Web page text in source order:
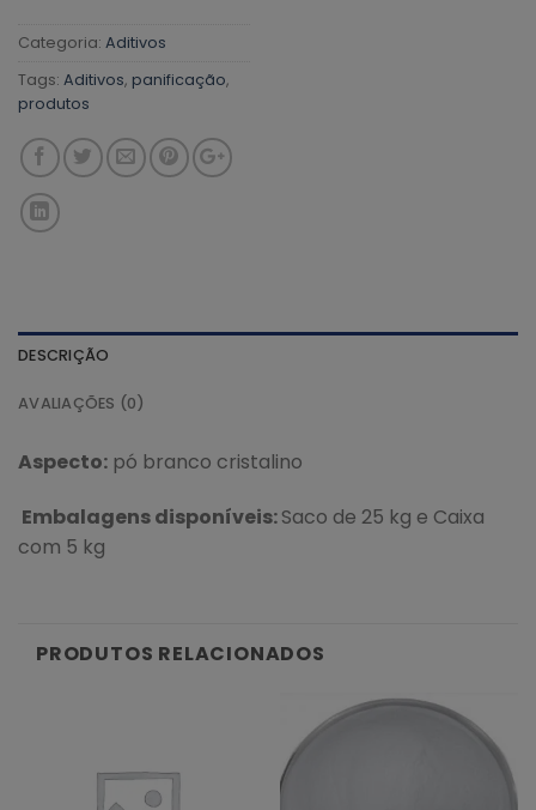
Categoria: Aditivos
Tags: Aditivos, panificação,
produtos
DESCRIÇÃO
AVALIAÇÕES (0)
Aspecto: pó branco cristalino
Embalagens disponíveis:Saco de 25 kg e Caixa
com 5 kg
PRODUTOS RELACIONADOS